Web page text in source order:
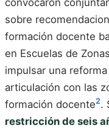
sobre
formación docente
en Escuelas de
impulsar una
articulación con las
formación docente2.
restricción de seis